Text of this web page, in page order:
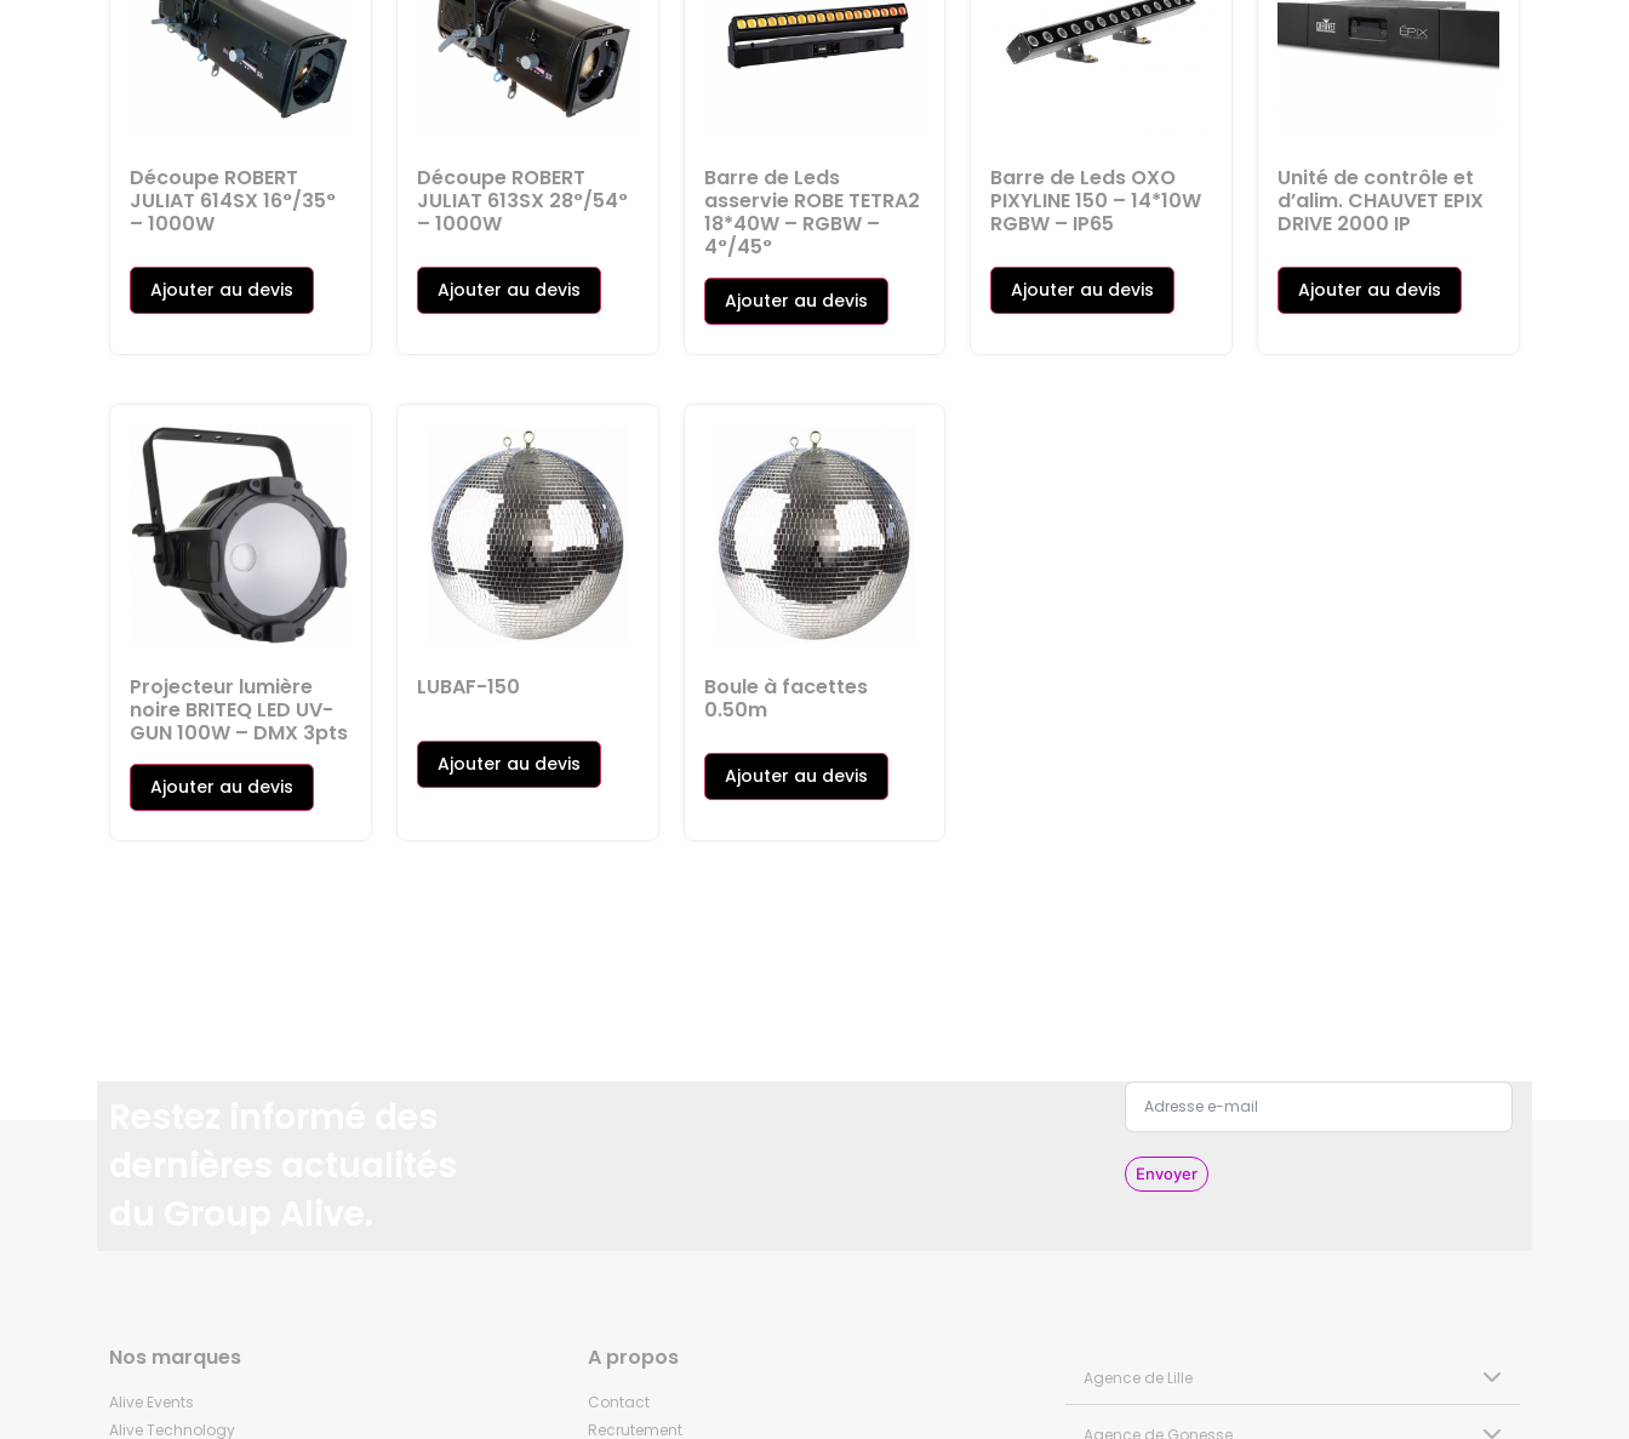
Découpe ROBERT
JULIAT 614SX 16°/35°
– 1000W
Ajouter au devis
Découpe ROBERT
JULIAT 613SX 28°/54°
– 1000W
Ajouter au devis
Barre de Leds
asservie ROBE TETRA2
18*40W – RGBW –
4°/45°
Ajouter au devis
Barre de Leds OXO
PIXYLINE 150 – 14*10W
RGBW – IP65
Ajouter au devis
Unité de contrôle et
d’alim. CHAUVET EPIX
DRIVE 2000 IP
Ajouter au devis
Projecteur lumière
noire BRITEQ LED UV-
GUN 100W – DMX 3pts
Ajouter au devis
LUBAF-150
Ajouter au devis
Boule à facettes
0.50m
Ajouter au devis
Envoyer
Nos marques
Alive Events
Alive Technology
A propos
Contact
Recrutement
Agence de Lille